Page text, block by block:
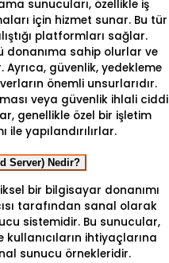
sunucuları, özellikle iş
için hizmet sunar. Bu tür
platformları sağlar.
donanıma sahip olurlar ve
güvenlik, yedekleme
önemli unsurlarıdır.
veya güvenlik ihlali ciddi
genellikle özel bir işletim
ile yapılandırılırlar.
Server) Nedir?
bir bilgisayar donanımı
tarafından sanal olarak
sistemidir. Bu sunucular,
ihtiyaçlarına
sunucu örnekleridir.